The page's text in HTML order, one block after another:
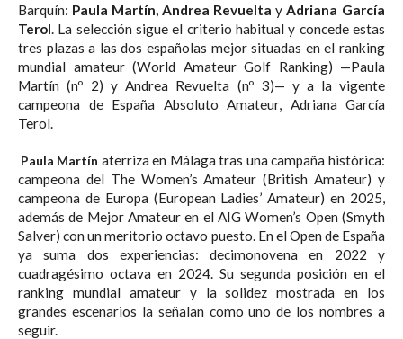
Barquín: Paula Martín, Andrea Revuelta y Adriana García
Terol. La selección sigue el criterio habitual y concede estas
tres plazas a las dos españolas mejor situadas en el ranking
mundial amateur (World Amateur Golf Ranking) —Paula
Martín (nº 2) y Andrea Revuelta (nº 3)— y a la vigente
campeona de España Absoluto Amateur, Adriana García
Terol.
Paula Martín aterriza en Málaga tras una campaña histórica:
campeona del The Women’s Amateur (British Amateur) y
campeona de Europa (European Ladies’ Amateur) en 2025,
además de Mejor Amateur en el AIG Women’s Open (Smyth
Salver) con un meritorio octavo puesto. En el Open de España
ya suma dos experiencias: decimonovena en 2022 y
cuadragésimo octava en 2024. Su segunda posición en el
ranking mundial amateur y la solidez mostrada en los
grandes escenarios la señalan como uno de los nombres a
seguir.